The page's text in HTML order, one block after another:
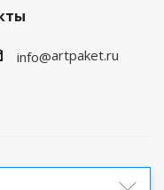
info@artpaket.ru